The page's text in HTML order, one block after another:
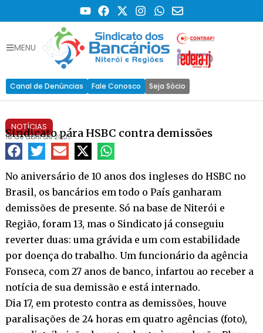
MENU
Canal de Denúncias Fale Conosco Seja Sócio
NOTÍCIAS
Sindicato pára HSBC contra demissões
18 de abril de 2007
No aniversário de 10 anos dos ingleses do HSBC no
Brasil, os bancários em todo o País ganharam
demissões de presente. Só na base de Niterói e
Região, foram 13, mas o Sindicato já conseguiu
reverter duas: uma grávida e um com estabilidade
por doença do trabalho. Um funcionário da agência
Fonseca, com 27 anos de banco, infartou ao receber a
notícia de sua demissão e está internado.
Dia 17, em protesto contra as demissões, houve
paralisações de 24 horas em quatro agências (foto),